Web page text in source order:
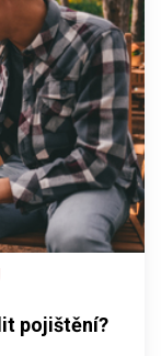
pojištění?